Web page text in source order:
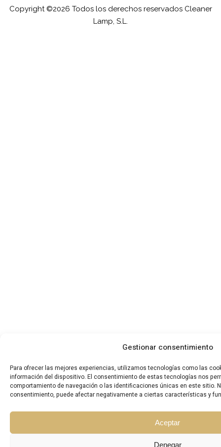
Gestionar consentimiento
Para ofrecer las mejores experiencias, utilizamos tecnologías como las
información del dispositivo. El consentimiento de estas tecnologías nos
comportamiento de navegación o las identificaciones únicas en este sitio.
consentimiento, puede afectar negativamente a ciertas características y
Aceptar
Denegar
Copyright ©2026 Todos los derechos reservados Cleaner
Lamp, S.L.